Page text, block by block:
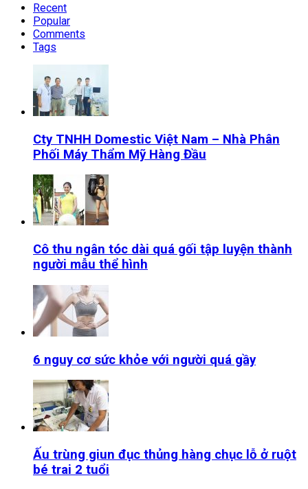
Recent
Popular
Comments
Tags
Cty TNHH Domestic Việt Nam – Nhà Phân
Phối Máy Thẩm Mỹ Hàng Đầu
Cô thu ngân tóc dài quá gối tập luyện thành
người mẫu thể hình
6 nguy cơ sức khỏe với người quá gầy
Ấu trùng giun đục thủng hàng chục lỗ ở ruột
bé trai 2 tuổi